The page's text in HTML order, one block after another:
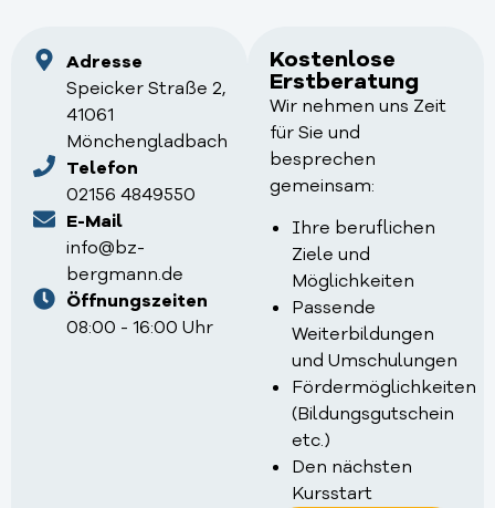
Adresse
Speicker Straße 2,
41061
Mönchengladbach
Telefon
02156 4849550
E-Mail
info@bz-
bergmann.de
Öffnungszeiten
08:00 - 16:00 Uhr
Kostenlose
Erstberatung
Wir nehmen uns Zeit
für Sie und
besprechen
gemeinsam:
Ihre beruflichen
Ziele und
Möglichkeiten
Passende
Weiterbildungen
und Umschulungen
Fördermöglichkeiten
(Bildungsgutschein
etc.)
Den nächsten
Kursstart